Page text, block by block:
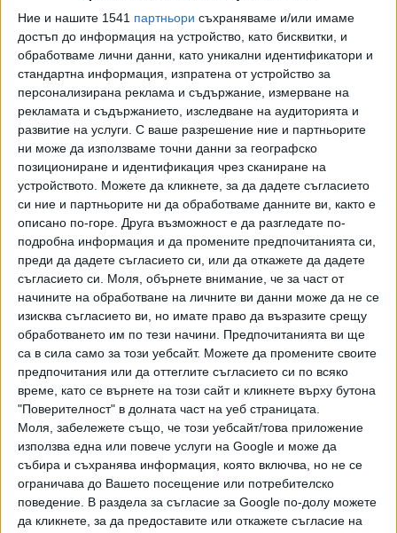
Ние и нашите 1541 партньори съхраняваме и/или имаме
достъп до информация на устройство, като бисквитки, и
обработваме лични данни, като уникални идентификатори и
стандартна информация, изпратена от устройство за
персонализирана реклама и съдържание, измерване на
рекламата и съдържанието, изследване на аудиторията и
развитие на услуги. С ваше разрешение ние и партньорите
ни може да използваме точни данни за географско
позициониране и идентификация чрез сканиране на
устройството. Можете да кликнете, за да дадете съгласието
си ние и партньорите ни да обработваме данните ви, както е
описано по-горе. Друга възможност е да разгледате по-
подробна информация и да промените предпочитанията си,
преди да дадете съгласието си, или да откажете да дадете
съгласието си.
Моля, обърнете внимание, че за част от
начините на обработване на личните ви данни може да не се
изисква съгласието ви, но имате право да възразите срещу
обработването им по тези начини. Предпочитанията ви ще
са в сила само за този уебсайт. Можете да промените своите
предпочитания или да оттеглите съгласието си по всяко
време, като се върнете на този сайт и кликнете върху бутона
"Поверителност" в долната част на уеб страницата.
Моля, забележете също, че този уебсайт/това приложение
използва една или повече услуги на Google и може да
събира и съхранява информация, която включва, но не се
ограничава до Вашето посещение или потребителско
поведение. В раздела за съгласие за Google по-долу можете
да кликнете, за да предоставите или откажете съгласие на
ПОСЛЕ Разгледай всички
Хавайската Богородица заплака с фентанилови сълзи
Видео Разгледай всички